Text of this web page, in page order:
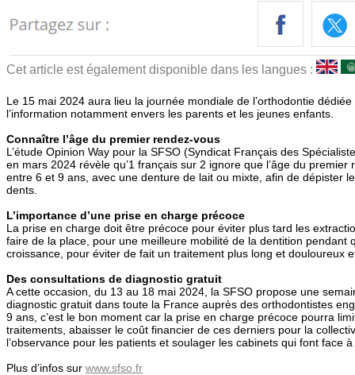
Cet article est également disponible dans les langues :
Le 15 mai 2024 aura lieu la journée mondiale de l’orthodontie
l’information notamment envers les parents et les jeunes enfants.
Connaître l’âge du premier rendez-vous
L’étude Opinion Way pour la SFSO (Syndicat Français des
en mars 2024 révèle qu’1 français sur 2 ignore que l’âge du premier
entre 6 et 9 ans, avec une denture de lait ou mixte, afin de dépister
dents.
L’importance d’une prise en charge précoce
La prise en charge doit être précoce pour éviter plus tard les
faire de la place, pour une meilleure mobilité de la dentition pendant
croissance, pour éviter de fait un traitement plus long et douloureux
Des consultations de diagnostic gratuit
A cette occasion, du 13 au 18 mai 2024, la SFSO propose une
diagnostic gratuit dans toute la France auprès des orthodontistes
9 ans, c’est le bon moment car la prise en charge précoce pourra
traitements, abaisser le coût financier de ces derniers pour la
l’observance pour les patients et soulager les cabinets qui font face
Plus d’infos sur www.sfso.fr